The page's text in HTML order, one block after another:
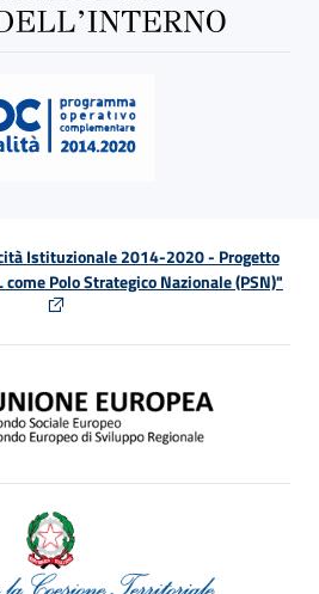
Istituzionale 2014-2020 - Progetto
Polo Strategico Nazionale (PSN)"